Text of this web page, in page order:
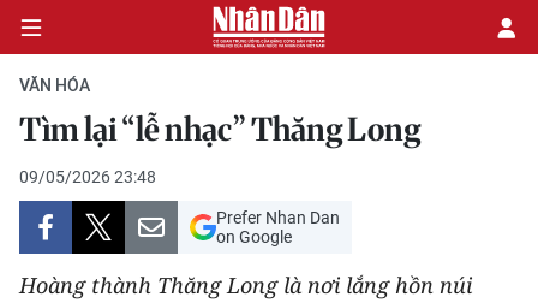
CHÍNH TRỊ
KINH TẾ
VĂN HÓA
VĂN HÓA
Tìm lại “lễ nhạc” Thăng Long
09/05/2026 23:48
Prefer Nhan Dan
on Google
Hoàng thành Thăng Long là nơi lắng hồn núi